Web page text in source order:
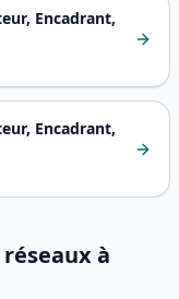
Encadrant,
Encadrant,
à